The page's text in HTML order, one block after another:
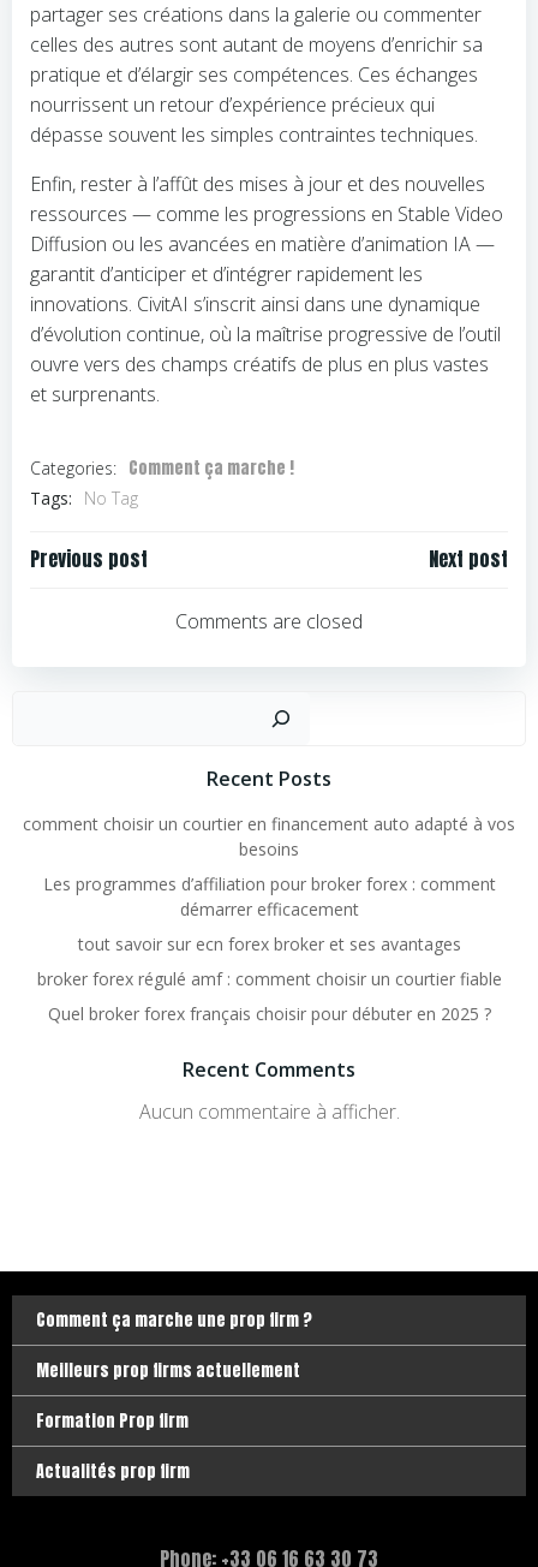
partager ses créations dans la galerie ou commenter
celles des autres sont autant de moyens d’enrichir sa
pratique et d’élargir ses compétences. Ces échanges
nourrissent un retour d’expérience précieux qui
dépasse souvent les simples contraintes techniques.
Enfin, rester à l’affût des mises à jour et des nouvelles
ressources — comme les progressions en Stable Video
Diffusion ou les avancées en matière d’animation IA —
garantit d’anticiper et d’intégrer rapidement les
innovations. CivitAI s’inscrit ainsi dans une dynamique
d’évolution continue, où la maîtrise progressive de l’outil
ouvre vers des champs créatifs de plus en plus vastes
et surprenants.
Categories: Comment ça marche !
Tags: No Tag
Navigation
Previous post
l’article
Next post
Comments are closed
Rechercher
Recent Posts
comment choisir un courtier en financement auto adapté à vos
besoins
Les programmes d’affiliation pour broker forex : comment
démarrer efficacement
tout savoir sur ecn forex broker et ses avantages
broker forex régulé amf : comment choisir un courtier fiable
Quel broker forex français choisir pour débuter en 2025 ?
Recent Comments
Aucun commentaire à afficher.
Comment ça marche une prop firm ?
Meilleurs prop firms actuellement
Formation Prop firm
Actualités prop firm
Phone: +33 06 16 63 30 73